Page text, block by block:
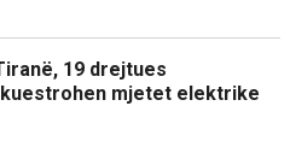
19 drejtues
mjetet elektrike